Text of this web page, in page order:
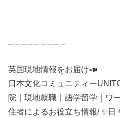
– – – – – – – – –
英国現地情報をお届け📣
日本文化コミュニティー
院｜現地就職｜語学留学｜ワ
住者によるお役立ち情報/ ✨日